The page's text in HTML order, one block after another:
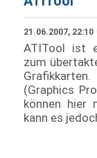
21.06.2007, 22:10
ATITool ist
zum
(Graphics
können hier
kann es